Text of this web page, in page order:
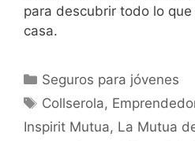
para descubrir todo lo
casa.
Seguros para jóvenes
Collserola,
Inspirit Mutua, La Mutua